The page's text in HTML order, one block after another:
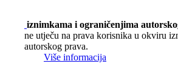
iznimkama i ograničenjima
ne utječu na prava korisnika u okviru
autorskog prava.
Više informacija